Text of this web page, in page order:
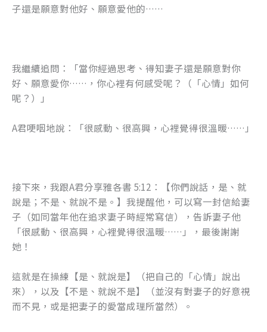
子還是願意對他好、願意愛他的……
我繼續追問：「當你經過思考、得知妻子還是願意對你
好、願意愛你……，你心裡有何感受呢？（「心情」如何
呢？）」
A君哽咽地說：「很感動、很高興，心裡覺得很溫暖……」
接下來，我跟A君分享雅各書 5:12：【你們說話，是、就
說是；不是、就說不是。】我提醒他，可以寫一封信給妻
子（如同當年他在追求妻子時經常寫信），告訴妻子他
「很感動、很高興，心裡覺得很溫暖……」，最後謝謝
她！
這就是在操練【是、就說是】（把自己的「心情」說出
來），以及【不是、就說不是】（並沒有對妻子的好意視
而不見，或是把妻子的愛當成理所當然）。